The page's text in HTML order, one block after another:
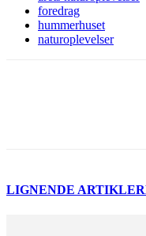
foredrag
hummerhuset
naturoplevelser
LIGNENDE ARTIKLER